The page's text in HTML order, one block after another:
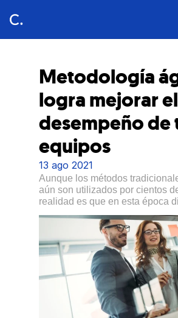
Nosotros
Blog
Metodología
logra mejorar el
desempeño de
equipos
13 ago 2021
Aunque los métodos
aún son utilizados por cientos
realidad es que en esta época